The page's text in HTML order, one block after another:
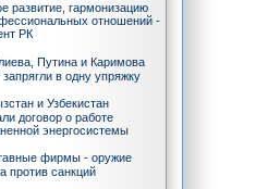
развитие, гармонизацию
отношений -
РК
Путина и Каримова
в одну упряжку
и Узбекистан
договор о работе
энергосистемы
фирмы - оружие
против санкций